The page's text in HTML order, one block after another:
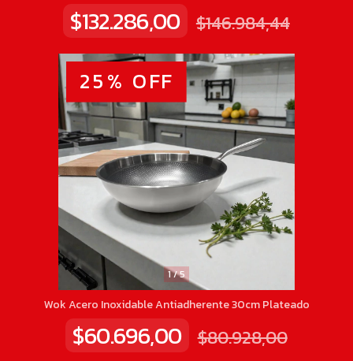
$132.286,00 $146.984,44
1/5
25% OFF
Wok Acero Inoxidable Antiadherente 30cm Plateado
$60.696,00 $80.928,00